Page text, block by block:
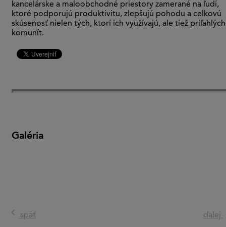
kancelárske a maloobchodné priestory zamerané na ľudí,
ktoré podporujú produktivitu, zlepšujú pohodu a celkovú
skúsenosť nielen tých, ktorí ich využívajú, ale tiež priľahlých
komunít.
Galéria
späť ďalej